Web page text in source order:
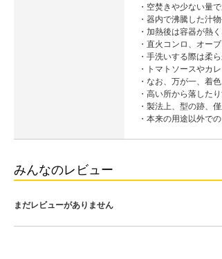
・空焚きや少ない量
・器内で沸騰した汁
・加熱後は容器が熱
・直火コンロ、オー
・手洗いする際は柔
・トマトソースやカ
・なお、万が一、着
・高い所から落した
・製法上、型の跡、
・本来の用途以外で
みんなのレビュー
まだレビューがありません